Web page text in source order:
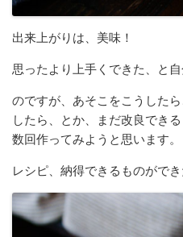
出来上がりは、美味！
思ったより上手くできた、と自
のですが、あそこをこうした
したら、とか、まだ改良でき
数回作ってみようと思います。
レシピ、納得できるものがで